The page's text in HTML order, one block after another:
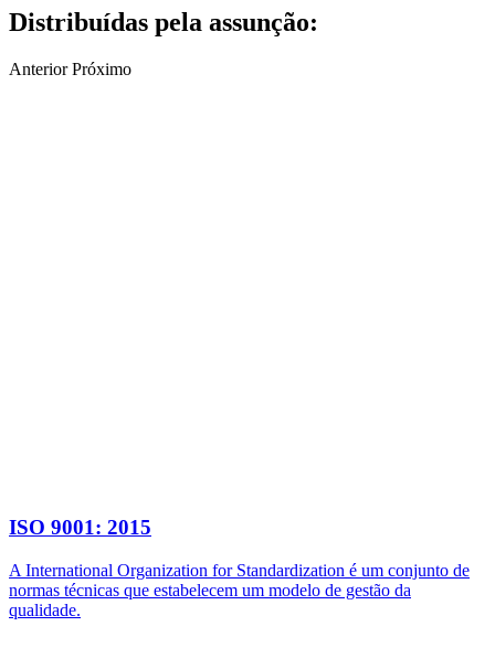
Distribuídas pela assunção:
Anterior Próximo
ISO 9001: 2015
A International Organization for Standardization é um conjunto de
normas técnicas que estabelecem um modelo de gestão da
qualidade.